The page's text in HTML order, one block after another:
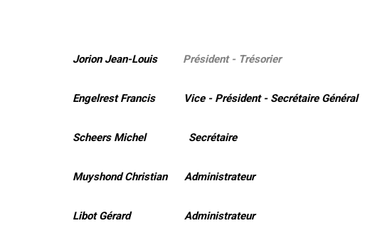
Jorion Jean-Louis Président - Trésorier
Engelrest Francis Vice - Président - Secrétaire Général
Scheers Michel Secrétaire
Muyshond Christian Administrateur
Libot Gérard Administrateur